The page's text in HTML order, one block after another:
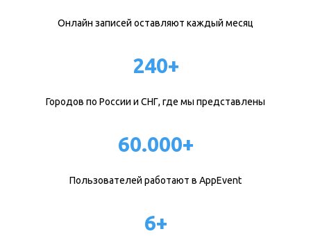
Онлайн записей оставляют каждый месяц
240+
Городов по России и СНГ, где мы представлены
60.000+
Пользователей работают в AppEvent
6+